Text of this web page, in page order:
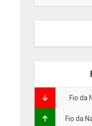
Fio da
Fio da